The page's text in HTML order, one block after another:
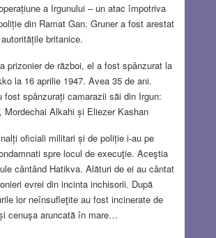
a Irgunului – un atac împotriva
din Ramat Gan. Gruner a fost arestat
britanice.
prizonier de război, el a fost spânzurat la
la 16 aprilie 1947. Avea 35 de ani.
fost spânzurați camarazii săi din Irgun:
Mordechai Alkahi și Eliezer Kashan
oficiali militari și de poliție i-au pe
spre locul de execuţie. Aceştia
cântând Hatikva. Alături de ei au cântat
evrei din incinta inchisorii. După
lor neînsufleţite au fost incinerate de
cenuşa aruncată în mare…